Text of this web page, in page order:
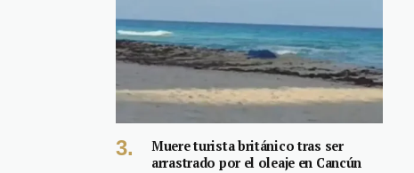
Muere turista británico tras ser
arrastrado por el oleaje en Cancún